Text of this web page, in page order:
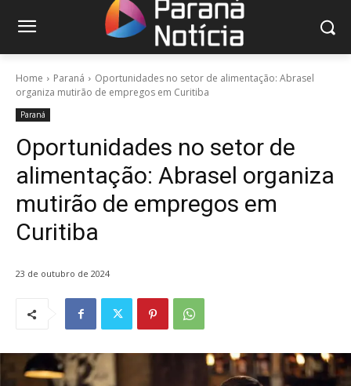
Home Paraná
Oportunidades no setor de alimentação: Abrasel
organiza mutirão de empregos em Curitiba
Paraná
Oportunidades no setor de
alimentação: Abrasel organiza
mutirão de empregos em
Curitiba
23 de outubro de 2024